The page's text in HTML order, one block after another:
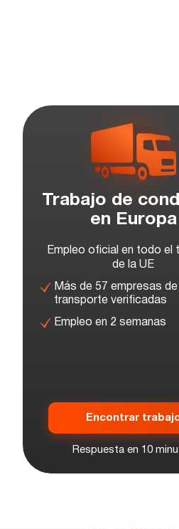
Trabajo de
en Europa
Empleo oficial en todo el
de la UE
Más de 57 empresas de
transporte verificadas
Empleo en 2 semanas
Encontrar
Respuesta en 10